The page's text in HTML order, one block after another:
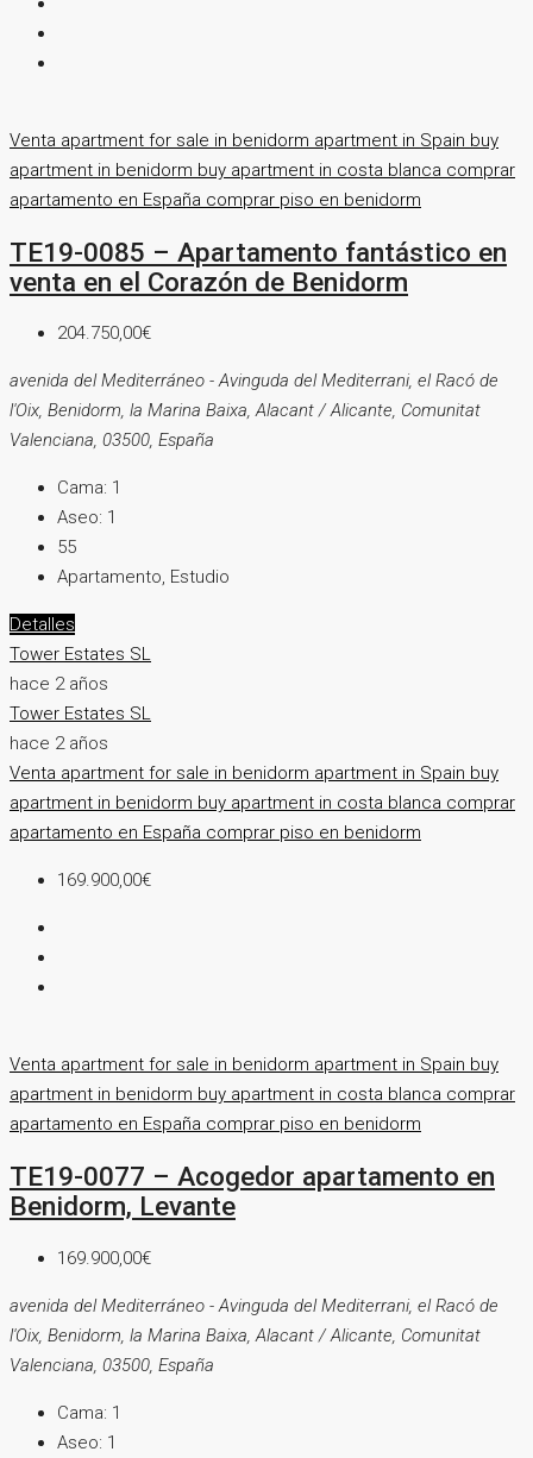
Venta apartment for sale in benidorm apartment in Spain buy
apartment in benidorm buy apartment in costa blanca comprar
apartamento en España comprar piso en benidorm
TE19-0085 – Apartamento fantástico en
venta en el Corazón de Benidorm
204.750,00€
avenida del Mediterráneo - Avinguda del Mediterrani, el Racó de
l'Oix, Benidorm, la Marina Baixa, Alacant / Alicante, Comunitat
Valenciana, 03500, España
Cama: 1
Aseo: 1
55
Apartamento, Estudio
Detalles
Tower Estates SL
hace 2 años
Tower Estates SL
hace 2 años
Venta apartment for sale in benidorm apartment in Spain buy
apartment in benidorm buy apartment in costa blanca comprar
apartamento en España comprar piso en benidorm
169.900,00€
Venta apartment for sale in benidorm apartment in Spain buy
apartment in benidorm buy apartment in costa blanca comprar
apartamento en España comprar piso en benidorm
TE19-0077 – Acogedor apartamento en
Benidorm, Levante
169.900,00€
avenida del Mediterráneo - Avinguda del Mediterrani, el Racó de
l'Oix, Benidorm, la Marina Baixa, Alacant / Alicante, Comunitat
Valenciana, 03500, España
Cama: 1
Aseo: 1